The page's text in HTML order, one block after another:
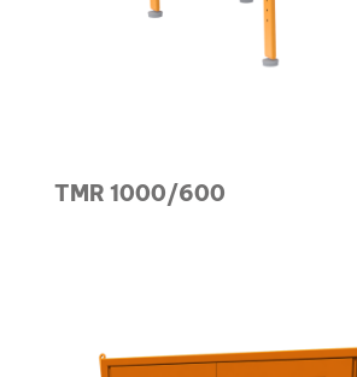
TMR 1000/600